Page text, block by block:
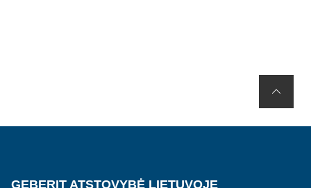
GEBERIT ATSTOVYBĖ LIETUVOJE